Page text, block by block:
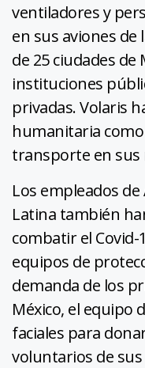
ventiladores y
en sus aviones de
de 25 ciudades de
instituciones
privadas. Volaris
humanitaria
transporte en sus
Los empleados
Latina también
combatir el
equipos de
demanda de los
México, el equipo
faciales para
voluntarios de sus